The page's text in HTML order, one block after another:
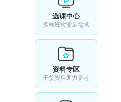
选课中心
多样班次满足需求
资料专区
干货资料助力备考